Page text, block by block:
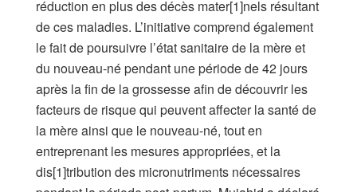
réduction en plus des décès mater[1]nels résultant
de ces maladies. L’initiative comprend également
le fait de poursuivre l’état sanitaire de la mère et
du nouveau-né pendant une période de 42 jours
après la fin de la grossesse afin de découvrir les
facteurs de risque qui peuvent affecter la santé de
la mère ainsi que le nouveau-né, tout en
entreprenant les mesures appropriées, et la
dis[1]tribution des micronutriments nécessaires